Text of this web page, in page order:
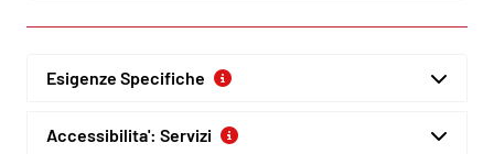
Esigenze Specifiche
Accessibilita': Servizi